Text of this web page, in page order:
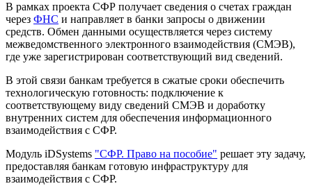
В рамках проекта СФР получает сведения о счетах граждан
через ФНС и направляет в банки запросы о движении
средств. Обмен данными осуществляется через систему
межведомственного электронного взаимодействия (СМЭВ),
где уже зарегистрирован соответствующий вид сведений.
В этой связи банкам требуется в сжатые сроки обеспечить
технологическую готовность: подключение к
соответствующему виду сведений СМЭВ и доработку
внутренних систем для обеспечения информационного
взаимодействия с СФР.
Модуль iDSystems "СФР. Право на пособие" решает эту задачу,
предоставляя банкам готовую инфраструктуру для
взаимодействия с СФР.